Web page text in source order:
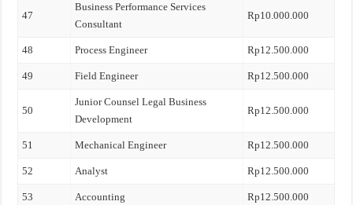
47
Business Performance Services
Consultant
Rp10.000.000
48 Process Engineer Rp12.500.000
49 Field Engineer Rp12.500.000
50
Junior Counsel Legal Business
Development
Rp12.500.000
51 Mechanical Engineer Rp12.500.000
52 Analyst Rp12.500.000
53 Accounting Rp12.500.000